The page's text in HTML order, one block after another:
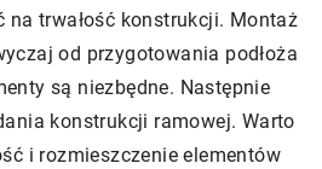
na trwałość konstrukcji. Montaż
od przygotowania podłoża
są niezbędne. Następnie
konstrukcji ramowej. Warto
i rozmieszczenie elementów